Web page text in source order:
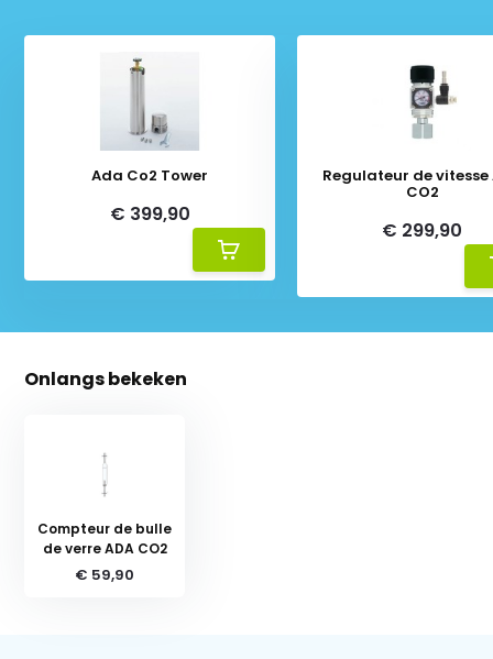
Ada Co2 Tower
€ 399,90
Regulateur de vitesse
CO2
€ 299,90
Onlangs bekeken
Compteur de bulle
de verre ADA CO2
€ 59,90